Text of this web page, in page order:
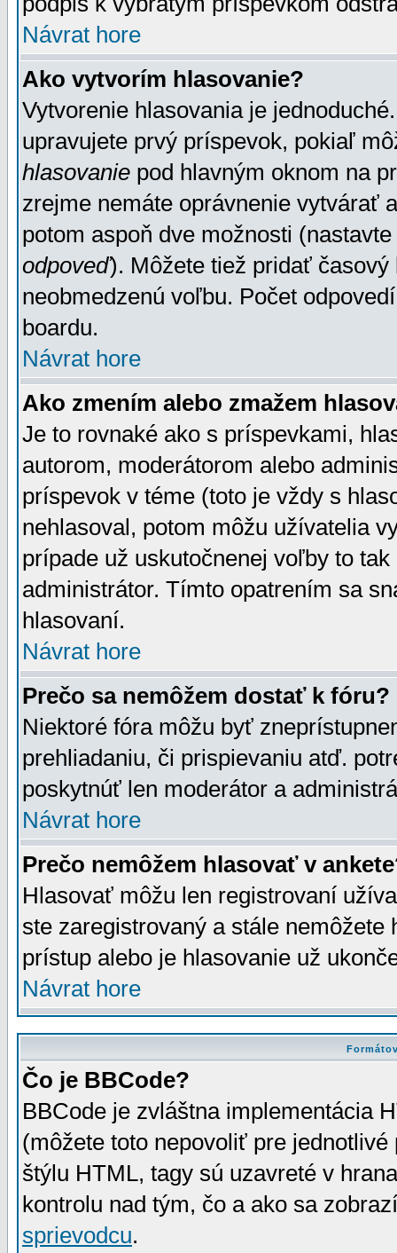
Návrat hore
Ako vytvorím hlasovanie?
Vytvorenie hlasovania je
upravujete prvý príspevok, pokiaľ
hlasovanie pod hlavným oknom na
zrejme nemáte oprávnenie vytvárať
potom aspoň dve možnosti
odpoveď). Môžete tiež pridať
neobmedzenú voľbu. Počet
boardu.
Návrat hore
Ako zmením alebo zmažem
Je to rovnaké ako s príspevkami,
autorom, moderátorom alebo
príspevok v téme (toto je vždy s
nehlasoval, potom môžu užívatelia
prípade už uskutočnenej voľby to
administrátor. Tímto opatrením sa
hlasovaní.
Návrat hore
Prečo sa nemôžem dostať k fóru?
Niektoré fóra môžu byť
prehliadaniu, či prispievaniu atď.
poskytnúť len moderátor a
Návrat hore
Prečo nemôžem hlasovať v
Hlasovať môžu len registrovaní
ste zaregistrovaný a stále
prístup alebo je hlasovanie už
Návrat hore
Čo je BBCode?
BBCode je zvláštna implementácia
(môžete toto nepovoliť pre
štýlu HTML, tagy sú uzavreté v
kontrolu nad tým, čo a ako sa
sprievodcu.